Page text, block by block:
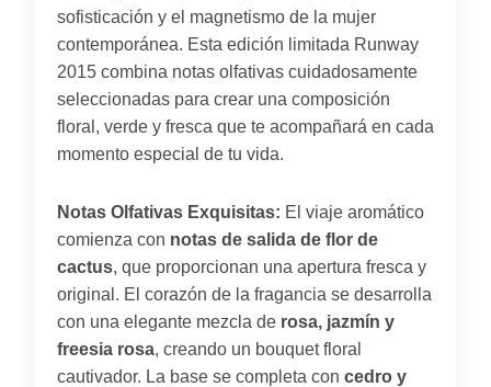
sofisticación y el magnetismo de la mujer
contemporánea. Esta edición limitada Runway
2015 combina notas olfativas cuidadosamente
seleccionadas para crear una composición
floral, verde y fresca que te acompañará en cada
momento especial de tu vida.
Notas Olfativas Exquisitas: El viaje aromático
comienza con notas de salida de flor de
cactus, que proporcionan una apertura fresca y
original. El corazón de la fragancia se desarrolla
con una elegante mezcla de rosa, jazmín y
freesia rosa, creando un bouquet floral
cautivador. La base se completa con cedro y